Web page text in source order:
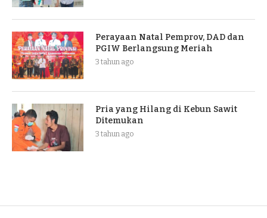
Perayaan Natal Pemprov, DAD dan
PGIW Berlangsung Meriah
3 tahun ago
Pria yang Hilang di Kebun Sawit
Ditemukan
3 tahun ago